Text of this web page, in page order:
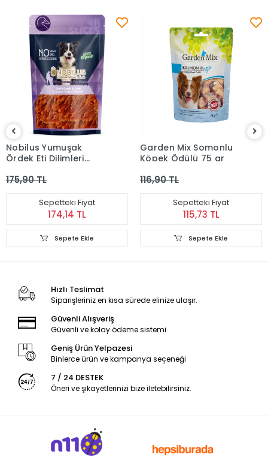
Nobilus Yumuşak
Ördek Eti Dilimleri
80 gr
175,90 TL
Sepetteki Fiyat
174,14 TL
Sepete Ekle
Garden Mix Somonlu
Köpek Ödülü 75 gr
116,90 TL
Sepetteki Fiyat
115,73 TL
Sepete Ekle
Hızlı Teslimat
Siparişleriniz en kısa sürede elinize ulaşır.
Güvenli Alışveriş
Güvenli ve kolay ödeme sistemi
Geniş Ürün Yelpazesi
Binlerce ürün ve kampanya seçeneği
7 / 24 DESTEK
Öneri ve şikayetlerinizi bize iletebilirsiniz.